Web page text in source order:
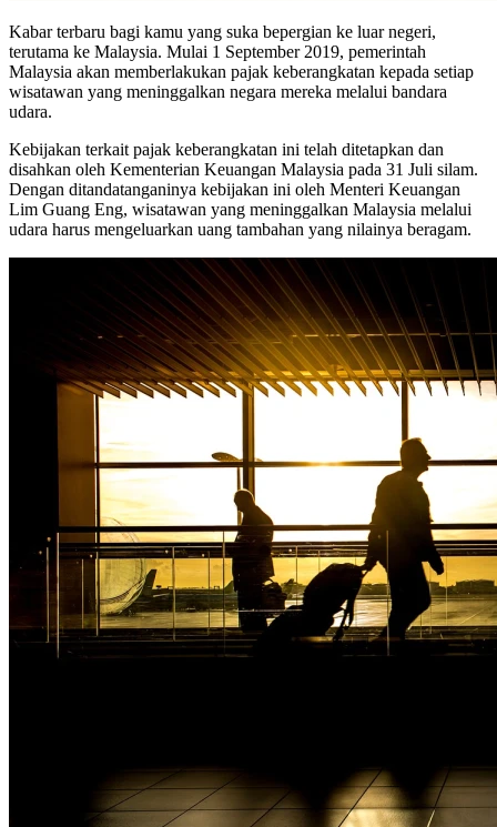
Kabar terbaru bagi kamu yang suka bepergian ke luar negeri,
terutama ke Malaysia. Mulai 1 September 2019, pemerintah
Malaysia akan memberlakukan pajak keberangkatan kepada setiap
wisatawan yang meninggalkan negara mereka melalui bandara
udara.
Kebijakan terkait pajak keberangkatan ini telah ditetapkan dan
disahkan oleh Kementerian Keuangan Malaysia pada 31 Juli silam.
Dengan ditandatanganinya kebijakan ini oleh Menteri Keuangan
Lim Guang Eng, wisatawan yang meninggalkan Malaysia melalui
udara harus mengeluarkan uang tambahan yang nilainya beragam.